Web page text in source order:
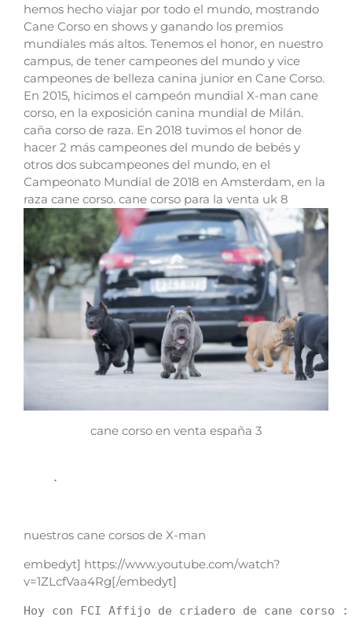
hemos hecho viajar por todo el mundo, mostrando
Cane Corso en shows y ganando los premios
mundiales más altos. Tenemos el honor, en nuestro
campus, de tener campeones del mundo y vice
campeones de belleza canina junior en Cane Corso.
En 2015, hicimos el campeón mundial X-man cane
corso, en la exposición canina mundial de Milán.
caña corso de raza. En 2018 tuvimos el honor de
hacer 2 más campeones del mundo de bebés y
otros dos subcampeones del mundo, en el
Campeonato Mundial de 2018 en Amsterdam, en la
raza cane corso. cane corso para la venta uk 8
cane corso en venta españa 3
.
nuestros cane corsos de X-man
embedyt] https://www.youtube.com/watch?
v=1ZLcfVaa4Rg[/embedyt]
Hoy con FCI Affijo de criadero de cane corso :